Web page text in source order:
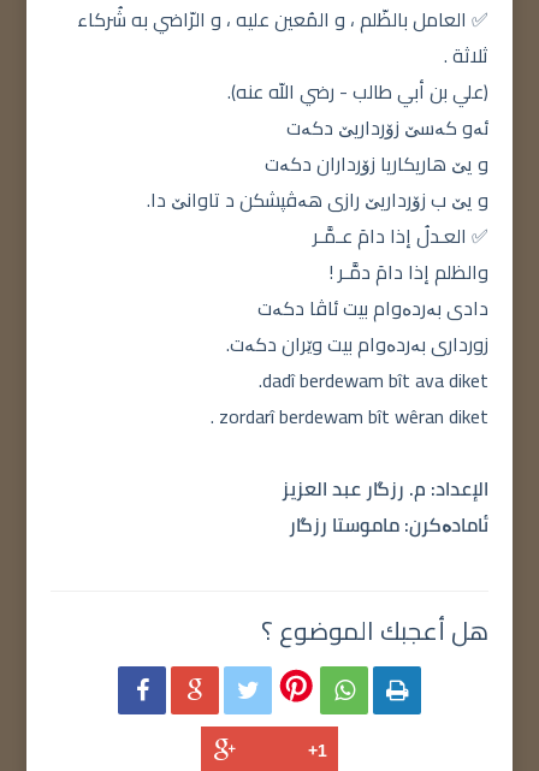
✅ العامل بالظّلم ، و المُعين عليه ، و الرّاضي به شُركاء
ثلاثة .
(علي بن أبي طالب - رضي اللّه عنه).
ئەو کەسێ زۆرداریێ دکەت
و یێ هاریکاریا زۆرداران دکەت
و یێ ب زۆرداریێ رازی هەڤپشکن د تاوانێ دا.
✅ العـدلُ إذا دامَ عـمَّـر
والظلم إذا دامَ دمَّـر !
دادی بەردەوام بیت ئاڤا دکەت
زورداری بەردەوام بیت وێران دکەت.
dadî berdewam bît ava diket.
zordarî berdewam bît wêran diket .
الإعداد: م. رزگار عبد العزيز
ئامادەكرن: ماموستا رزگار
هل أعجبك الموضوع ؟
    